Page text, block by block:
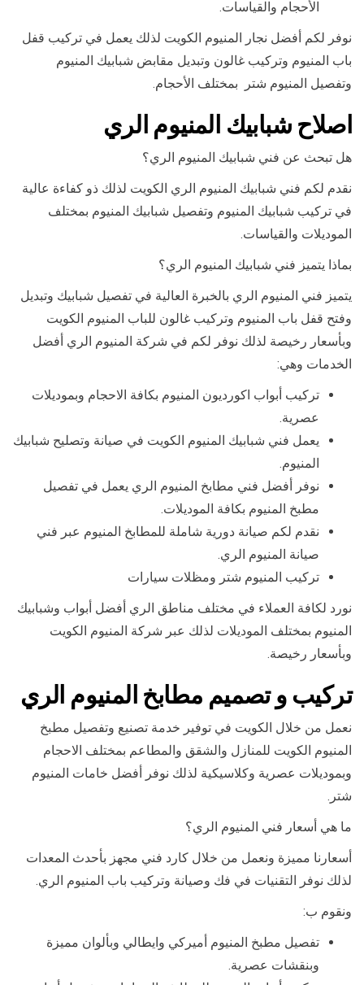
الأحجام والقياسات.
نوفر لكم أفضل نجار المنيوم الكويت لذلك يعمل في تركيب قفل
باب المنيوم وتركيب غالون وتبديل مقابض شبابيك المنيوم
وتفصيل المنيوم شتر بمختلف الأحجام.
اصلاح شبابيك المنيوم الري
هل تبحث عن فني شبابيك المنيوم الري؟
نقدم لكم فني شبابيك المنيوم الري الكويت لذلك ذو كفاءة عالية
في تركيب شبابيك المنيوم وتفصيل شبابيك المنيوم بمختلف
الموديلات والقياسات.
بماذا يتميز فني شبابيك المنيوم الري؟
يتميز فني المنيوم الري بالخبرة العالية في تفصيل شبابيك وتبديل
وفتح قفل باب المنيوم وتركيب غالون للباب المنيوم الكويت
وبأسعار رخيصة لذلك نوفر لكم في شركة المنيوم الري أفضل
الخدمات وهي:
تركيب أبواب اكورديون المنيوم بكافة الاحجام وبموديلات
عصرية.
يعمل فني شبابيك المنيوم الكويت في صيانة وتصليح شبابيك
المنيوم.
نوفر أفضل فني مطابخ المنيوم الري يعمل في تفصيل
مطبخ المنيوم بكافة الموديلات.
نقدم لكم صيانة دورية شاملة للمطابخ المنيوم عبر فني
صيانة المنيوم الري.
تركيب المنيوم شتر ومظلات سيارات
نورد لكافة العملاء في مختلف مناطق الري أفضل أبواب وشبابيك
المنيوم بمختلف الموديلات لذلك عبر شركة المنيوم الكويت
وبأسعار رخيصة.
تركيب و تصميم مطابخ المنيوم الري
نعمل من خلال الكويت في توفير خدمة تصنيع وتفصيل مطبخ
المنيوم الكويت للمنازل والشقق والمطاعم بمختلف الاحجام
وبموديلات عصرية وكلاسيكية لذلك نوفر أفضل خامات المنيوم
شتر.
ما هي أسعار فني المنيوم الري؟
أسعارنا مميزة ونعمل من خلال كارد فني مجهز بأحدث المعدات
لذلك نوفر التقنيات في فك وصيانة وتركيب باب المنيوم الري.
ونقوم ب:
تفصيل مطبخ المنيوم أميركي وايطالي وبألوان مميزة
وبنقشات عصرية.